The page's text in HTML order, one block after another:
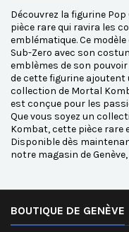
Découvrez la figurine
pièce rare qui ravira les
emblématique. Ce
Sub-Zero avec son
emblèmes de son
de cette figurine
collection de Mortal
est conçue pour les
Que vous soyez un
Kombat, cette pièce
Disponible dès
notre magasin de Genève,
BOUTIQUE DE GENÈVE